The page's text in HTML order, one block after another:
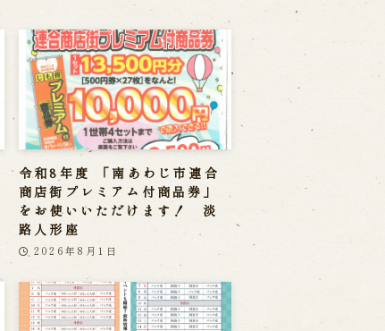
令和8年度 「南あわじ市連合
商店街プレミアム付商品券」
をお使いいただけます！ 淡
路人形座
2026年8月1日